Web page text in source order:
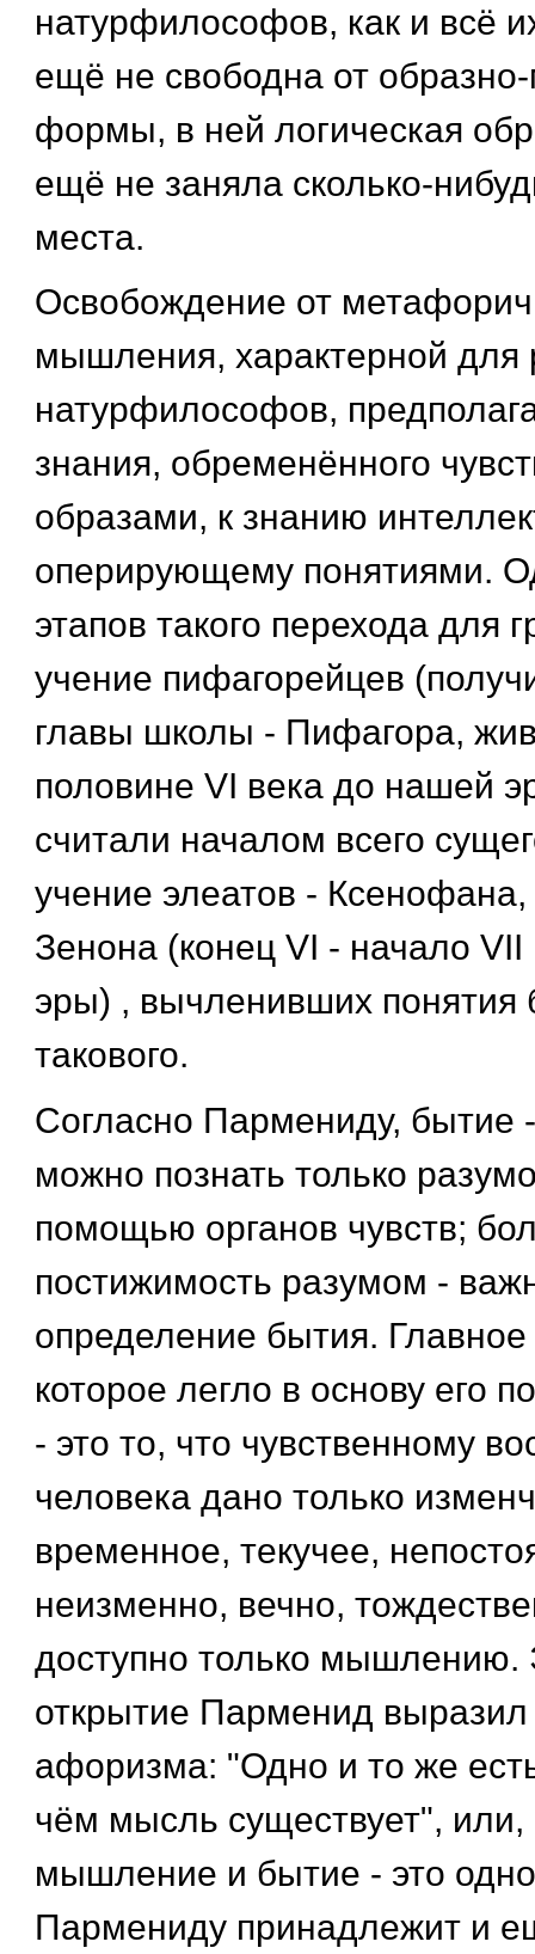
натурфилософов, как и всё
ещё не свободна от
формы, в ней логическая
ещё не заняла сколько-
места.
Освобождение от
мышления, характерной для
натурфилософов,
знания, обременённого
образами, к знанию
оперирующему понятиями.
этапов такого перехода для
учение пифагорейцев
главы школы - Пифагора,
половине VI века до нашей
считали началом всего
учение элеатов -
Зенона (конец VI - начало
эры) , вычленивших понятия
такового.
Согласно Пармениду, бытие -
можно познать только
помощью органов чувств;
постижимость разумом -
определение бытия. Главное
которое легло в основу его
- это то, что чувственному
человека дано только
временное, текучее,
неизменно, вечно,
доступно только мышлению.
открытие Парменид
афоризма: "Одно и то же
чём мысль существует", или,
мышление и бытие - это
Пармениду принадлежит и